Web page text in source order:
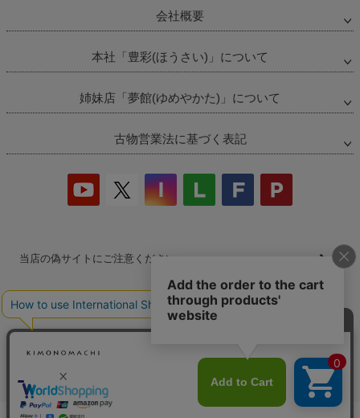
会社概要
本社「豊彩(ほうさい)」について
姉妹店「夢館(ゆめやかた)」について
古物営業法に基づく表記
当店の偽サイトにご注意ください
商品の無断販売・転売の禁止について
会社概要プライバシーポリシー 特定商取引法お問い合わせ